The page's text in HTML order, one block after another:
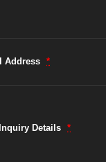
Address *
Details *